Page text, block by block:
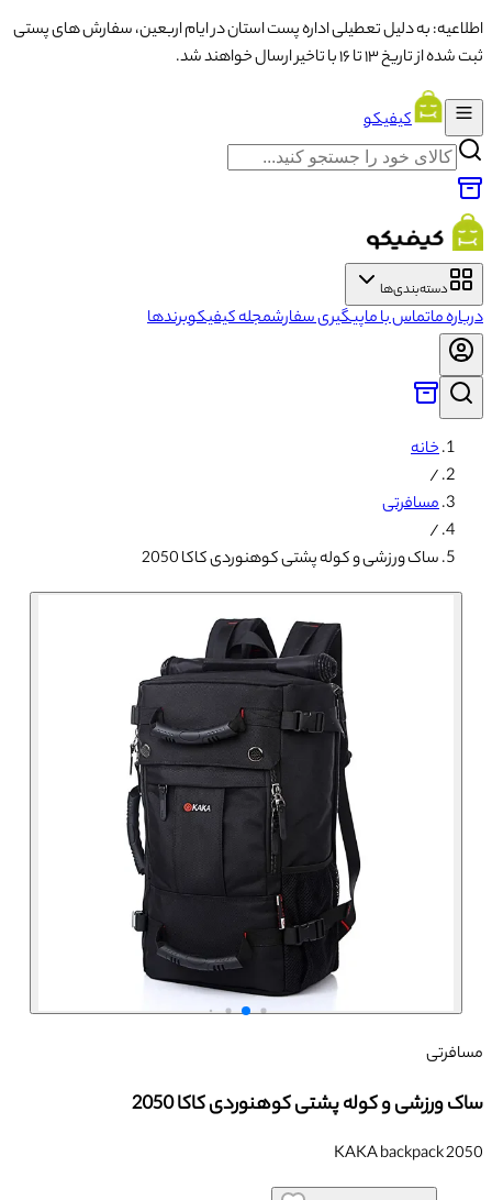
اطلاعیه: به دلیل تعطیلی اداره پست استان در ایام اربعین، سفارش های پستی
ثبت شده از تاریخ ۱۳ تا ۱۶ با تاخیر ارسال خواهند شد.
کیفیکو
دسته‌بندی‌ها
درباره ماتماس با ماپیگیری سفارشمجله کیفیکوبرندها
خانه
/
مسافرتی
/
ساک ورزشی و کوله پشتی کوهنوردی کاکا 2050
مسافرتی
ساک ورزشی و کوله پشتی کوهنوردی کاکا 2050
KAKA backpack 2050